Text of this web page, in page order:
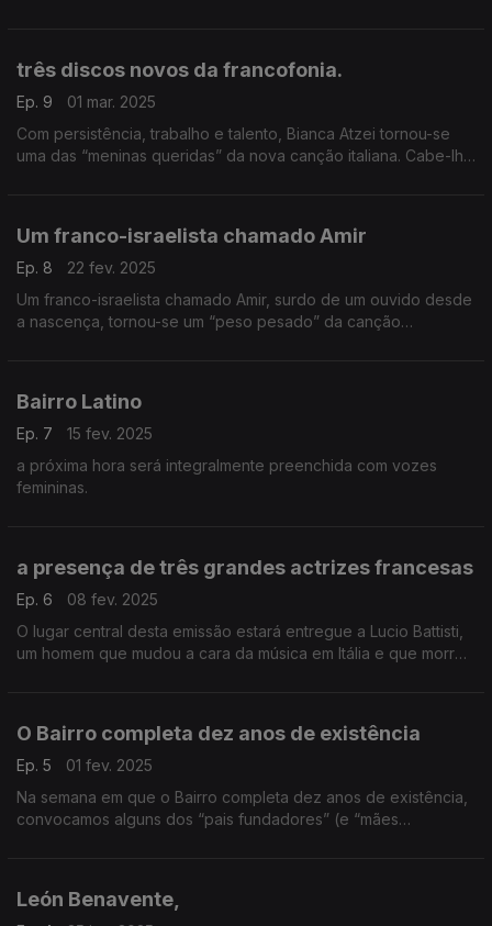
três discos novos da francofonia.
Ep. 9
01 mar. 2025
Com persistência, trabalho e talento, Bianca Atzei tornou-se
uma das “meninas queridas” da nova canção italiana. Cabe-lhe
Um franco-israelista chamado Amir
Ep. 8
22 fev. 2025
Um franco-israelista chamado Amir, surdo de um ouvido desde
a nascença, tornou-se um “peso pesado” da canção
Bairro Latino
Ep. 7
15 fev. 2025
a próxima hora será integralmente preenchida com vozes
femininas.
a presença de três grandes actrizes francesas
Ep. 6
08 fev. 2025
O lugar central desta emissão estará entregue a Lucio Battisti,
um homem que mudou a cara da música em Itália e que morreu
O Bairro completa dez anos de existência
Ep. 5
01 fev. 2025
Na semana em que o Bairro completa dez anos de existência,
convocamos alguns dos “pais fundadores” (e “mães
León Benavente,